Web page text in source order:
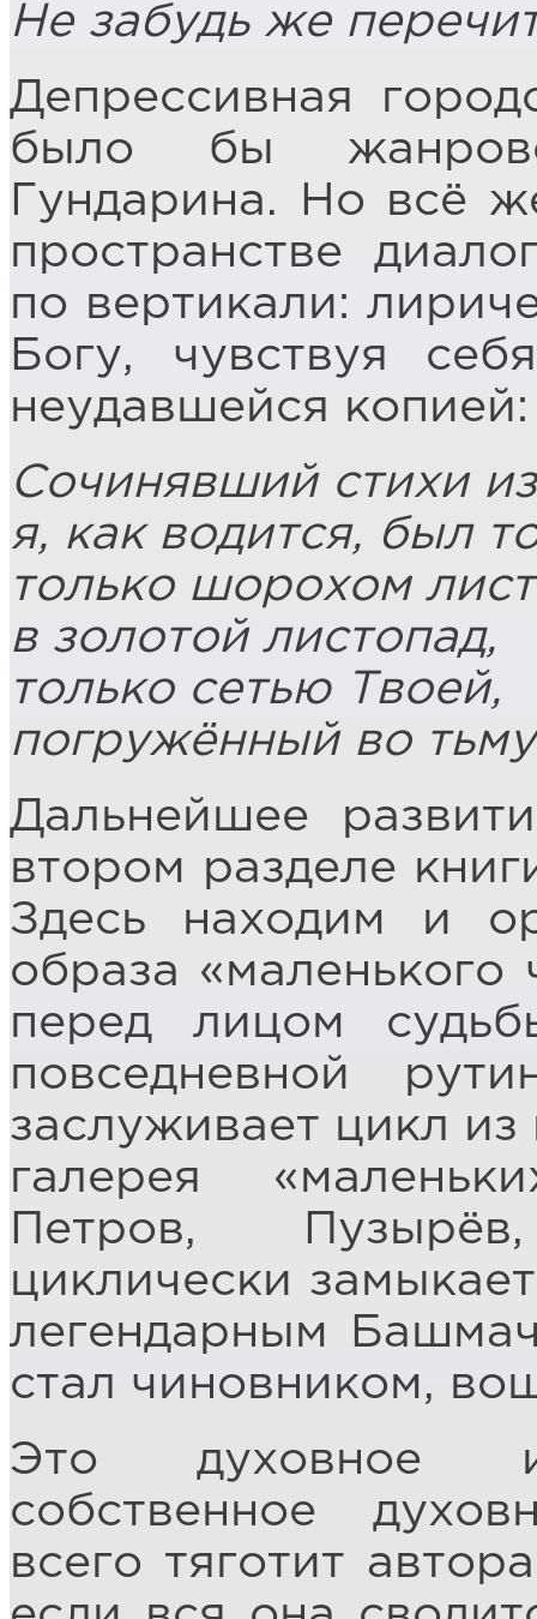
Не забудь же
Депрессивная
было бы
Гундарина. Но всё
пространстве
по вертикали:
Богу, чувствуя
неудавшейся копией:
Сочинявший стихи
я, как водится, был
только шорохом
в золотой листопад,
только сетью Твоей,
погружённый во тьму
Дальнейшее
втором разделе
Здесь находим и
образа «маленького
перед лицом
повседневной
заслуживает цикл
галерея
Петров,
циклически
легендарным
стал чиновником,
Это духовное
собственное
всего тяготит